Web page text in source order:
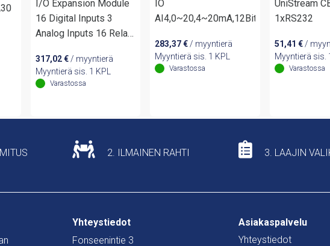
I/O Expansion Module
16 Digital Inputs 3
Analog Inputs 16 Relay
317,02€/ myyntierä
Myyntierä sis. 1 KPL
Varastossa
IO
AI4,0~20,4~20mA,12Bits,10R
283,37€ / myyntierä
Myyntierä sis. 1 KPL
Varastossa
UniStream
1xRS232
51,41€ /
Myyntierä sis.
Varastossa
2. ILMAINEN RAHTI 3. LAAJIN
Yhteystiedot
Fonseenintie 3
Asiakaspalvelu
Yhteystiedot